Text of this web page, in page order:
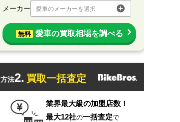
メーカー 愛車のメーカーを選択
無料 愛車の買取相場を調べる
方法2. 買取一括査定
業界最大級の加盟店数！
最大12社の一括査定で